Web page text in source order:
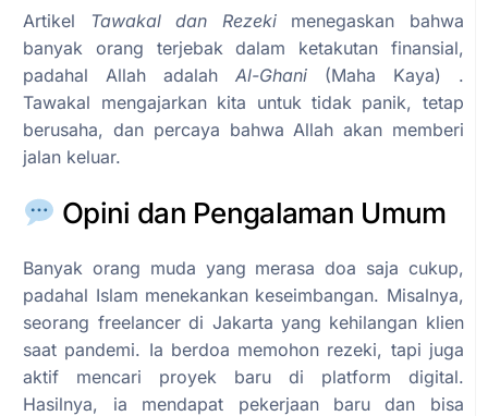
Artikel Tawakal dan Rezekimenegaskan bahwa
banyak orang terjebak dalam ketakutan finansial,
padahal Allah adalah Al-Ghani (Maha Kaya) .
Tawakal mengajarkan kita untuk tidak panik, tetap
berusaha, dan percaya bahwa Allah akan memberi
jalan keluar.
Opini dan Pengalaman Umum
Banyak orang muda yang merasa doa saja cukup,
padahal Islam menekankan keseimbangan. Misalnya,
seorang freelancer di Jakarta yang kehilangan klien
saat pandemi. Ia berdoa memohon rezeki, tapi juga
aktif mencari proyek baru di platform digital.
Hasilnya, ia mendapat pekerjaan baru dan bisa